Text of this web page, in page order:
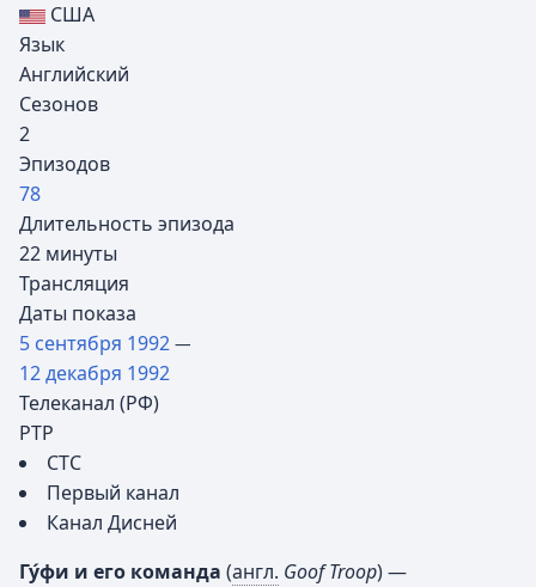
США
Язык
Английский
Сезонов
2
Эпизодов
78
Длительность эпизода
22 минуты
Трансляция
Даты показа
5 сентября 1992 —
12 декабря 1992
Телеканал (РФ)
РТР
СТС
Первый канал
Канал Дисней
Гу́фи и его команда (англ. Goof Troop) —